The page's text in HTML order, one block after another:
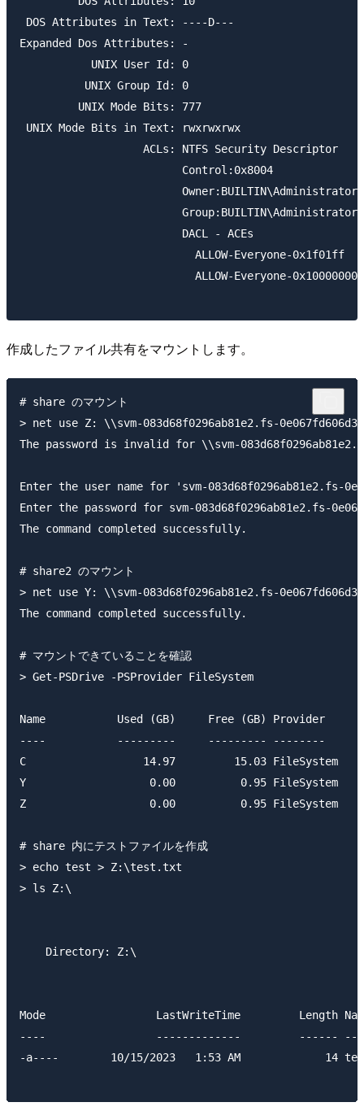
DOS Attributes in Text: ----D---
Expanded Dos Attributes: -
           UNIX User Id: 0
          UNIX Group Id: 0
         UNIX Mode Bits: 777
UNIX Mode Bits in Text: rwxrwxrwx
                   ACLs: NTFS Security Descriptor
                         Control:0x8004
                         Owner:BUILTIN\Administrators
                         Group:BUILTIN\Administrators
                         DACL - ACEs
                           ALLOW-Everyone-0x1f01ff
ALLOW-Everyone-
作成したファイル共有をマウントします。
# share のマウント
> net use Z: \\svm-083d68f0296ab81e2.fs-
The password is invalid for \\svm-
Enter the user name for 'svm-083d68f0296ab81e2.fs-
Enter the password for svm-083d68f0296ab81e2.fs-
The command completed successfully.
# share2 のマウント
> net use Y: \\svm-083d68f0296ab81e2.fs-
The command completed successfully.
# マウントできていることを確認
> Get-PSDrive -PSProvider FileSystem
Name           Used (GB)     Free (GB)
----           ---------     --------- --------
C                  14.97         15.03
Y                   0.00          0.95 FileSystem
Z                   0.00          0.95 FileSystem
# share 内にテストファイルを作成
> echo test > Z:\test.txt
> ls Z:\
    Directory: Z:\
Mode                 LastWriteTime         Length
----                 -------------         ------
-a----        10/15/2023   1:53 AM             14